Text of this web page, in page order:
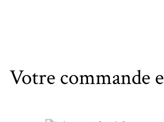
Votre commande